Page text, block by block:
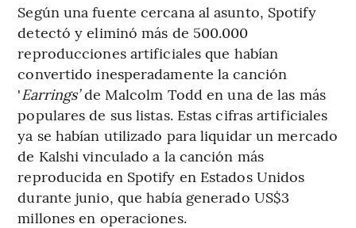
Según una fuente cercana al asunto, Spotify
detectó y eliminó más de 500.000
reproducciones artificiales que habían
convertido inesperadamente la canción
'Earrings’de Malcolm Todd en una de las más
populares de sus listas. Estas cifras artificiales
ya se habían utilizado para liquidar un mercado
de Kalshi vinculado a la canción más
reproducida en Spotify en Estados Unidos
durante junio, que había generado US$3
millones en operaciones.